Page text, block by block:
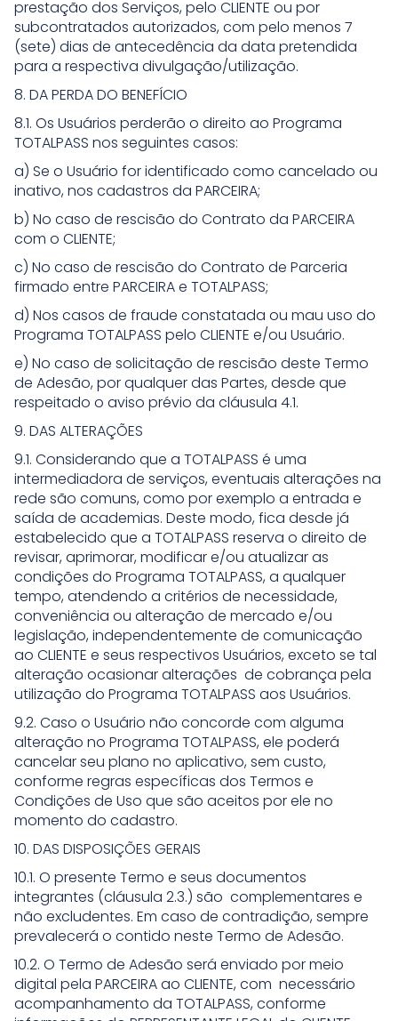
prestação dos Serviços, pelo CLIENTE ou por
subcontratados autorizados, com pelo menos 7
(sete) dias de antecedência da data pretendida
para a respectiva divulgação/utilização.
8. DA PERDA DO BENEFÍCIO
8.1. Os Usuários perderão o direito ao Programa
TOTALPASS nos seguintes casos:
a) Se o Usuário for identificado como cancelado ou
inativo, nos cadastros da PARCEIRA;
b) No caso de rescisão do Contrato da PARCEIRA
com o CLIENTE;
c) No caso de rescisão do Contrato de Parceria
firmado entre PARCEIRA e TOTALPASS;
d) Nos casos de fraude constatada ou mau uso do
Programa TOTALPASS pelo CLIENTE e/ou Usuário.
e) No caso de solicitação de rescisão deste Termo
de Adesão, por qualquer das Partes, desde que
respeitado o aviso prévio da cláusula 4.1.
9. DAS ALTERAÇÕES
9.1. Considerando que a TOTALPASS é uma
intermediadora de serviços, eventuais alterações na
rede são comuns, como por exemplo a entrada e
saída de academias. Deste modo, fica desde já
estabelecido que a TOTALPASS reserva o direito de
revisar, aprimorar, modificar e/ou atualizar as
condições do Programa TOTALPASS, a qualquer
tempo, atendendo a critérios de necessidade,
conveniência ou alteração de mercado e/ou
legislação, independentemente de comunicação
ao CLIENTE e seus respectivos Usuários, exceto se tal
alteração ocasionar alterações de cobrança pela
utilização do Programa TOTALPASS aos Usuários.
9.2. Caso o Usuário não concorde com alguma
alteração no Programa TOTALPASS, ele poderá
cancelar seu plano no aplicativo, sem custo,
conforme regras específicas dos Termos e
Condições de Uso que são aceitos por ele no
momento do cadastro.
10. DAS DISPOSIÇÕES GERAIS
10.1. O presente Termo e seus documentos
integrantes (cláusula 2.3.) são complementares e
não excludentes. Em caso de contradição, sempre
prevalecerá o contido neste Termo de Adesão.
10.2. O Termo de Adesão será enviado por meio
digital pela PARCEIRA ao CLIENTE, com necessário
acompanhamento da TOTALPASS, conforme